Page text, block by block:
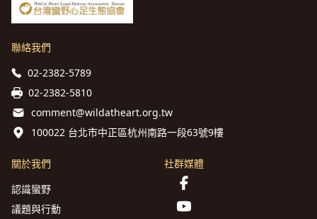
聯絡我們
02-2382-5789
02-2382-5810
comment@wildatheart.org.tw
100022 台北市中正區杭州南路一段63號9樓
關於我們
認識蠻野
議題與行動
社群媒體